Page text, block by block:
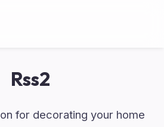
Rss2
for decorating your home